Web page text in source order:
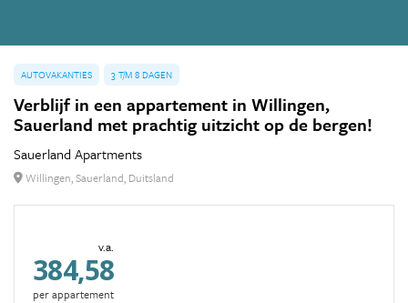
AUTOVAKANTIES 3 T/M 8 DAGEN
Verblijf in een appartement in Willingen,
Sauerland met prachtig uitzicht op de bergen!
Sauerland Apartments
Willingen, Sauerland, Duitsland
v.a.
384,58
per appartement